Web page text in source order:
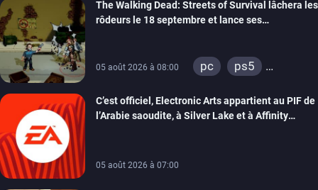
The Walking Dead: Streets of Survival lâchera les
rôdeurs le 18 septembre et lance ses
05 août 2026 à 08:00 pc
ps5
switch
switch 2
C’est officiel, Electronic Arts appartient au PIF de
l’Arabie saoudite, à Silver Lake et à Affinity
05 août 2026 à 07:00